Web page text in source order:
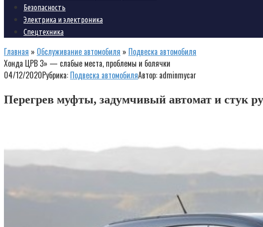
Безопасность
Электрика и электроника
Спецтехника
Главная » Обслуживание автомобиля » Подвеска автомобиля
Хонда ЦРВ 3» — слабые места, проблемы и болячки
04/12/2020Рубрика: Подвеска автомобиляАвтор: adminmycar
Перегрев муфты, задумчивый автомат и стук